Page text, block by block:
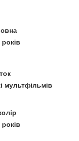
мультфільмів